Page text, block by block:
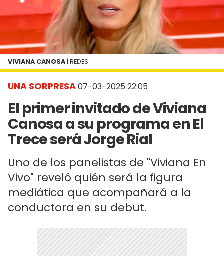
UNA SORPRESA07-03-2025 22:05
El primer invitado de Viviana
Canosa a su programa en El
Trece será Jorge Rial
Uno de los panelistas de "Viviana En
Vivo" reveló quién será la figura
mediática que acompañará a la
conductora en su debut.
VIVIANA CANOSA | REDES